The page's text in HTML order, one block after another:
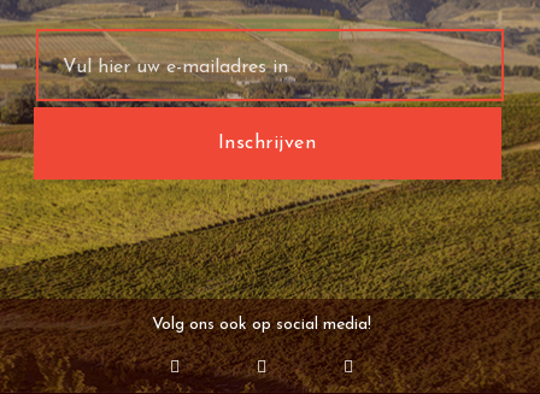
Volg ons ook op social media!